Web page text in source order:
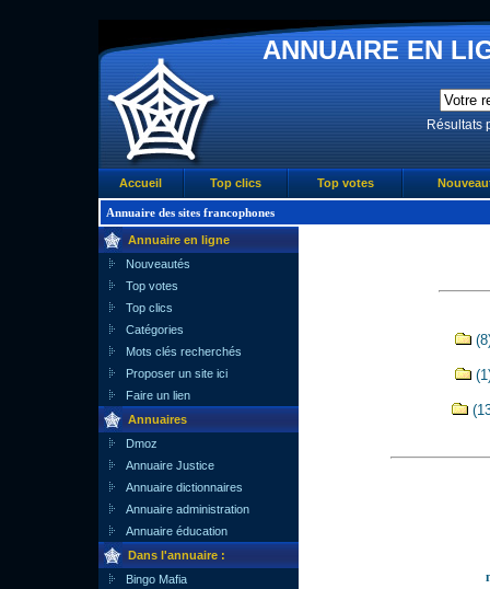
ANNUAIRE EN
Résultats
Accueil Top clics Top votes
Annuaire des sites francophones
Annuaire en ligne
Nouveautés
Top votes
Top clics
Catégories
Mots clés recherchés
Proposer un site ici
Faire un lien
Annuaires
Dmoz
Annuaire Justice
Annuaire dictionnaires
Annuaire administration
Annuaire éducation
Dans l'annuaire :
Bingo Mafia